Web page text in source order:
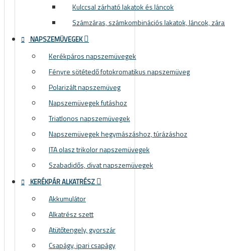
Kulccsal zárható lakatok és láncok
Számzáras, számkombinációs lakatok, láncok,
NAPSZEMÜVEGEK
Kerékpáros napszemüvegek
Fényre sötétedő fotokromatikus napszemüveg
Polarizált napszemüveg
Napszemüvegek futáshoz
Triatlonos napszemüvegek
Napszemüvegek hegymászáshoz, túrázáshoz
ITA olasz trikolor napszemüvegek
Szabadidős, divat napszemüvegek
KERÉKPÁR ALKATRÉSZ
Akkumulátor
Alkatrész szett
Atütőtengely, gyorszár
Csapágy, ipari csapágy